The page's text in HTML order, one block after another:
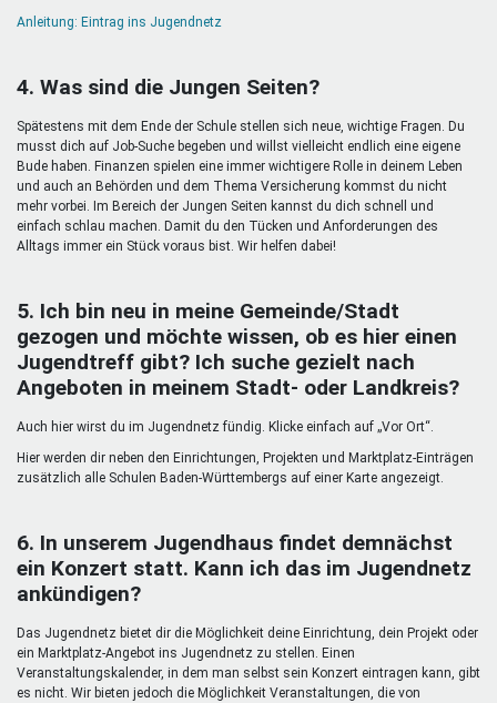
Anleitung: Eintrag ins Jugendnetz
4. Was sind die Jungen Seiten?
Spätestens mit dem Ende der Schule stellen sich neue, wichtige Fragen. Du
musst dich auf Job-Suche begeben und willst vielleicht endlich eine eigene
Bude haben. Finanzen spielen eine immer wichtigere Rolle in deinem Leben
und auch an Behörden und dem Thema Versicherung kommst du nicht
mehr vorbei. Im Bereich der Jungen Seiten kannst du dich schnell und
einfach schlau machen. Damit du den Tücken und Anforderungen des
Alltags immer ein Stück voraus bist. Wir helfen dabei!
5. Ich bin neu in meine Gemeinde/Stadt
gezogen und möchte wissen, ob es hier einen
Jugendtreff gibt? Ich suche gezielt nach
Angeboten in meinem Stadt- oder Landkreis?
Auch hier wirst du im Jugendnetz fündig. Klicke einfach auf „Vor Ort“.
Hier werden dir neben den Einrichtungen, Projekten und Marktplatz-Einträgen
zusätzlich alle Schulen Baden-Württembergs auf einer Karte angezeigt.
6. In unserem Jugendhaus findet demnächst
ein Konzert statt. Kann ich das im Jugendnetz
ankündigen?
Das Jugendnetz bietet dir die Möglichkeit deine Einrichtung, dein Projekt oder
ein Marktplatz-Angebot ins Jugendnetz zu stellen. Einen
Veranstaltungskalender, in dem man selbst sein Konzert eintragen kann, gibt
es nicht. Wir bieten jedoch die Möglichkeit Veranstaltungen, die von